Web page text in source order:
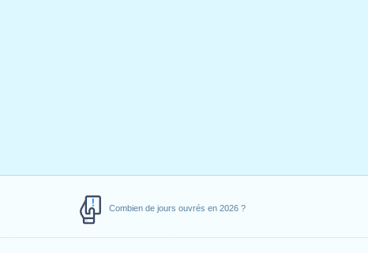
Combien de jours ouvrés en 2026 ?